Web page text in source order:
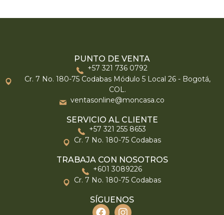
PUNTO DE VENTA
+57 321 736 0792
Cr. 7 No. 180-75 Codabas Módulo 5 Local 26 - Bogotá,
COL.
ventasonline@moncasa.co
SERVICIO AL CLIENTE
+57 321 255 8653
Cr. 7 No. 180-75 Codabas
TRABAJA CON NOSOTROS
+601 3089226
Cr. 7 No. 180-75 Codabas
SÍGUENOS